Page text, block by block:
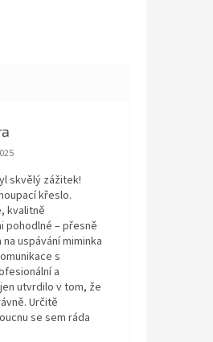
obchodu je 5 z 5 hvězdiček.
skvělý zážitek!
křeslo.
kvalitně
pohodlné – přesně
uspávání miminka
s
a
utvrdilo v tom, že
Určitě
se sem ráda